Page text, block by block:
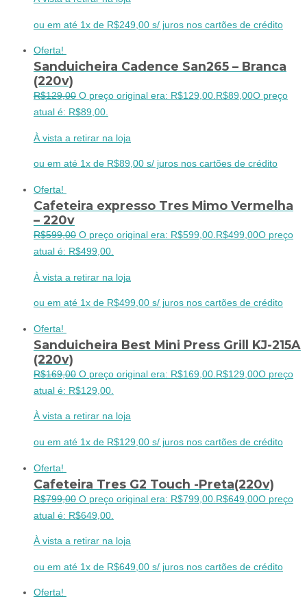
ou em até 1x de R$249,00 s/ juros nos cartões de crédito
Oferta!
Sanduicheira Cadence San265 – Branca
(220v)
R$129,00 O preço original era: R$129,00. R$89,00O preço
atual é: R$89,00.
À vista a retirar na loja
ou em até 1x de R$89,00 s/ juros nos cartões de crédito
Oferta!
Cafeteira expresso Tres Mimo Vermelha
– 220v
R$599,00 O preço original era: R$599,00. R$499,00O preço
atual é: R$499,00.
À vista a retirar na loja
ou em até 1x de R$499,00 s/ juros nos cartões de crédito
Oferta!
Sanduicheira Best Mini Press Grill KJ-215A
(220v)
R$169,00 O preço original era: R$169,00. R$129,00O preço
atual é: R$129,00.
À vista a retirar na loja
ou em até 1x de R$129,00 s/ juros nos cartões de crédito
Oferta!
Cafeteira Tres G2 Touch -Preta(220v)
R$799,00 O preço original era: R$799,00. R$649,00O preço
atual é: R$649,00.
À vista a retirar na loja
ou em até 1x de R$649,00 s/ juros nos cartões de crédito
Oferta!